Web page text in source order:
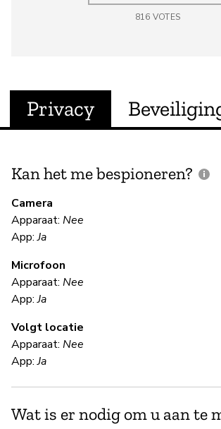
816 VOTES
Privacy
Kan het me bespioneren?
Camera
Apparaat: Nee
App:Ja
Microfoon
Apparaat: Nee
App:Ja
Volgt locatie
Apparaat: Nee
App:Ja
Wat is er nodig om u aan te